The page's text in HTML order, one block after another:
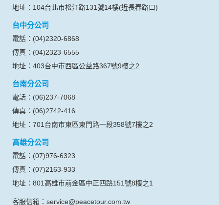
身份證字號、電子郵件、出生日期、性別、行業等相關資料，
料。註冊時，本網站取得您的姓名、電話、住址、身份證字
號、電子郵件、出生日期、性別、行業等相關資料，當您註冊
成功，並登入使用我們的服務後，本網站即取得您的資料。
其他除了上述，會保留您在上網瀏覽或查詢時，伺服器自行產
生的相關記錄，包括您使用連線設備的 IP 位址、使用時間、使
的瀏覽器予以標示，歸納使用者瀏覽器在本網站內部所瀏覽的
網頁，除非您願意告知您的個人資料，否則本網站不會也無法
將此項記錄和您對應。請您注意，在本網站網刊登廣告之廠
商，或與連結本網站，也可能蒐集您個人的資料。對於您主動
提供的個人資訊，這些廣告廠商、或連結網站有其個別的私權
公司不負任何連帶責任。
本網站將在事前或註冊登錄取得您的同意後，傳送商業性資料
或電子郵件給您。本公司除了在該資料或電子郵件上註明是由
本公司發送，也會在該資料或電子郵件上提供您能隨時停止接
收這些資料或電子郵件的方法及說明。
資料使用:
地址：104台北市松江路131號14樓(近長春路口)
台中分公司
電話：(04)2320-6868
傳真：(04)2323-6555
地址：403台中市西區公益路367號9樓之2
台南分公司
電話：(06)237-7068
傳真：(06)2742-416
地址：701台南市東區東門路一段358號7樓之2
高雄分公司
電話：(07)976-6323
傳真：(07)2163-933
地址：801高雄市前金區中正四路151號8樓之1
客服信箱：service@peacetour.com.tw